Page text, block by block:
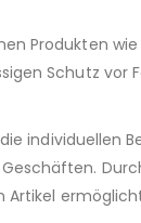
Produkten
Schutz
individuellen
Artikel